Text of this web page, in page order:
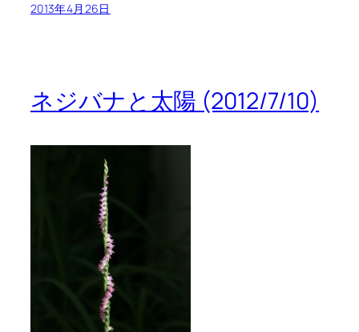
2013年4月26日
ネジバナと太陽 (2012/7/10)